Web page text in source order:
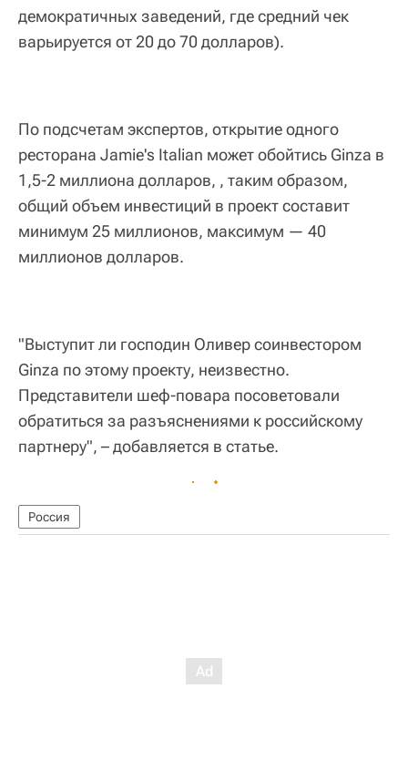
демократичных заведений, где средний чек
варьируется от 20 до 70 долларов).
По подсчетам экспертов, открытие одного
ресторана Jamie's Italian может обойтись Ginza в
1,5-2 миллиона долларов, , таким образом,
общий объем инвестиций в проект составит
минимум 25 миллионов, максимум — 40
миллионов долларов.
"Выступит ли господин Оливер соинвестором
Ginza по этому проекту, неизвестно.
Представители шеф-повара посоветовали
обратиться за разъяснениями к российскому
партнеру", – добавляется в статье.
Россия